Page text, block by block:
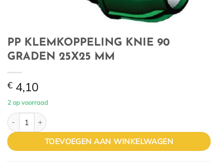
PP KLEMKOPPELING KNIE 90
GRADEN 25X25 MM
€ 4,10
2 op voorraad
PP KLEMKOPPELING KNIE 90 GRADEN 25X25 MM aantal
TOEVOEGEN AAN WINKELWAGEN